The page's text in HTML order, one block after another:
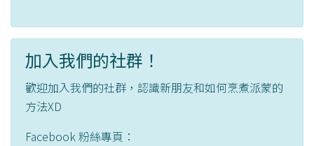
加入我們的社群！
歡迎加入我們的社群，認識新朋友和如何烹煮派蒙的
方法XD
Facebook 粉絲專頁：